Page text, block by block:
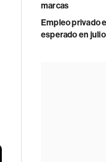
marcas
Empleo privado
esperado en